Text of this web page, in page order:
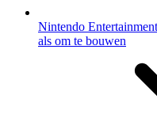
Nintendo
als om te bouwen